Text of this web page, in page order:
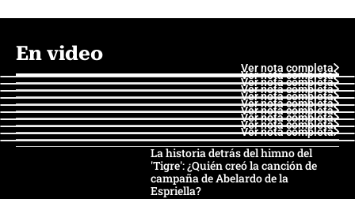
En video
Ver nota completa
Ver nota completa
Ver nota completa
Ver nota completa
Ver nota completa
Ver nota completa
Ver nota completa
Ver nota completa
Ver nota completa
Ver nota completa
La historia detrás del himno del
'Tigre': ¿Quién creó la canción de
campaña de Abelardo de la
Espriella?